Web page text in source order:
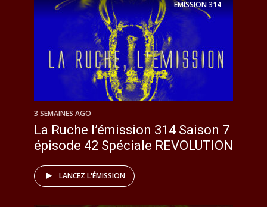
EMISSION314
3 SEMAINES AGO
La Ruche l’émission 314 Saison 7
épisode 42 Spéciale REVOLUTION
LANCEZ L'ÉMISSION